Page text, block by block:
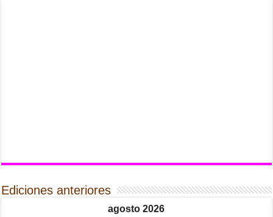
Ediciones anteriores
agosto 2026